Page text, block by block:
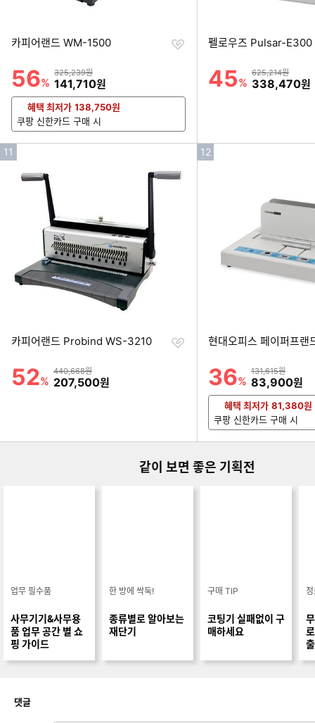
카피어랜드 WM-1500
할인률
56%
상품금액
325,239원
할인금액
141,710원
찜
혜택 최저가 138,750원
쿠팡 신한카드 구매 시
펠로우즈 Pulsar-E300
할인률
45%
상품금액
625,214원
할인금액
338,470원
인
11
카피어랜드 Probind WS-3210
할인률
52%
상품금액
440,668원
할인금액
207,500원
찜
인
12
현대오피스 페이퍼프
할인률
36%
상품금액
131,615원
할인금액
83,900원
혜택 최저가 81,380원
쿠팡 신한카드 구매 시
같이 보면 좋은 기획전
업무 필수품
사무기기&사무용
품 업무 공간 별 쇼
핑 가이드
한 방에 싹둑!
종류별로 알아보는
재단기
구매 TIP
코팅기 실패없이 구
매하세요
로 개인정
댓글개